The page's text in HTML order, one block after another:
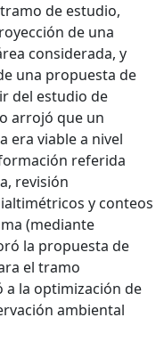
de estudio,
de una
considerada, y
una propuesta de
del estudio de
arrojó que un
era viable a nivel
referida
revisión
y conteos
(mediante
la propuesta de
el tramo
a la optimización de
ambiental